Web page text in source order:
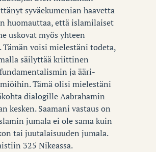
syväekumenian haavetta
huomauttaa, että islamilaiset
uskovat myös yhteen
Tämän voisi mielestäni todeta,
säilyttää kriittinen
ja ääri-
Tämä olisi mielestäni
dialogille Aabrahamin
kesken. Saamani vastaus on
jumala ei ole sama kuin
tai juutalaisuuden jumala.
325 Nikeassa.